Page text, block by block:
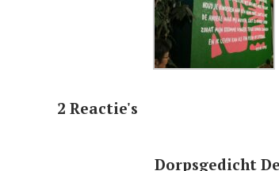
2 Reactie's
Dorpsgedicht